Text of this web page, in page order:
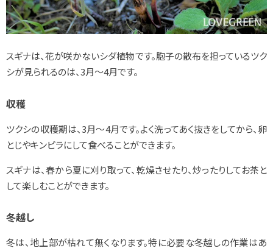
スギナは、花が咲かないシダ植物です。胞子の散布を担っているツク
シが見られるのは、3月～4月です。
収穫
ツクシの収穫期は、3月～4月です。よく洗ってあく抜きをしてから、卵
とじやキンピラにして食べることができます。
スギナは、春から夏に刈り取って、乾燥させたり、炒ったりしてお茶と
して楽しむことができます。
冬越し
冬は、地上部が枯れて無くなります。特に必要な冬越しの作業はあ